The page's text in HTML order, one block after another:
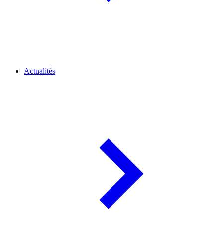
Actualités